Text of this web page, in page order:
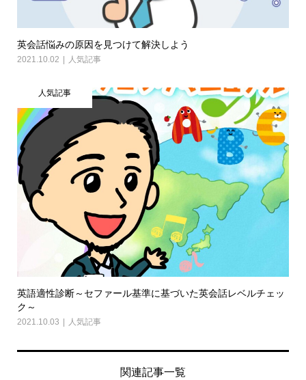
英会話悩みの原因を見つけて解決しよう
2021.10.02 人気記事
人気記事
英語適性診断～セファール基準に基づいた英会話レベルチェッ
ク～
2021.10.03 人気記事
関連記事一覧